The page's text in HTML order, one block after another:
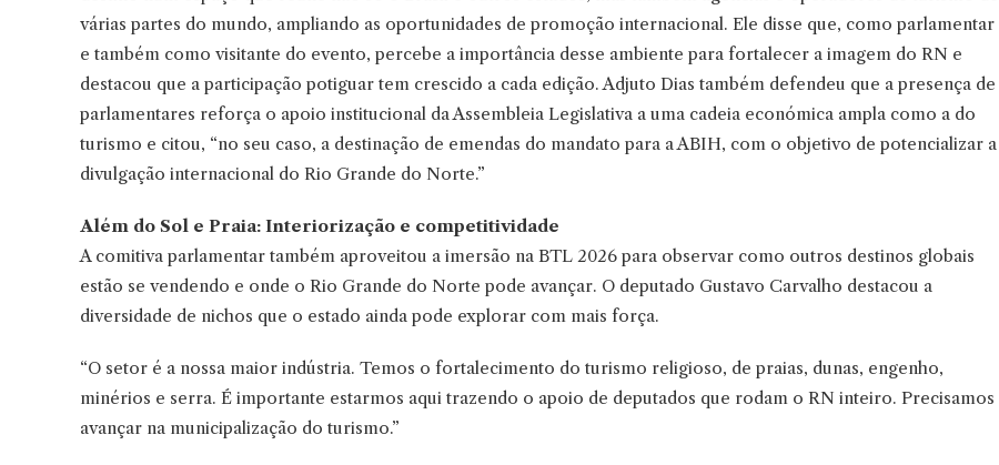
várias partes do mundo, ampliando as oportunidades de promoção internacional. Ele disse que, como parlamentar
e também como visitante do evento, percebe a importância desse ambiente para fortalecer a imagem do RN e
destacou que a participação potiguar tem crescido a cada edição. Adjuto Dias também defendeu que a presença de
parlamentares reforça o apoio institucional da Assembleia Legislativa a uma cadeia económica ampla como a do
turismo e citou, “no seu caso, a destinação de emendas do mandato para a ABIH, com o objetivo de potencializar a
divulgação internacional do Rio Grande do Norte.”
Além do Sol e Praia: Interiorização e competitividade
A comitiva parlamentar também aproveitou a imersão na BTL 2026 para observar como outros destinos globais
estão se vendendo e onde o Rio Grande do Norte pode avançar. O deputado Gustavo Carvalho destacou a
diversidade de nichos que o estado ainda pode explorar com mais força.
“O setor é a nossa maior indústria. Temos o fortalecimento do turismo religioso, de praias, dunas, engenho,
minérios e serra. É importante estarmos aqui trazendo o apoio de deputados que rodam o RN inteiro. Precisamos
avançar na municipalização do turismo.”